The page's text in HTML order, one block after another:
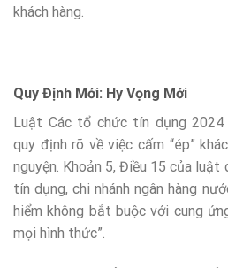
khách hàng.
Quy Định Mới: Hy Vọng Mới
Luật Các tổ chức tín dụng
quy định rõ về việc cấm “ép”
nguyện. Khoản 5, Điều 15 của luật
tín dụng, chi nhánh ngân hàng
hiểm không bắt buộc với cung
mọi hình thức”.